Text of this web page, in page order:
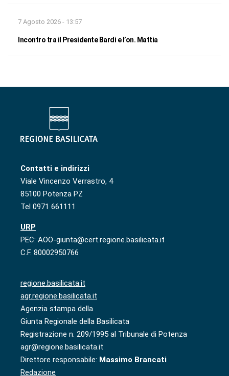
7 Agosto 2026 - 13:57
Incontro tra il Presidente Bardi e l’on. Mattia
Contatti e indirizzi
Viale Vincenzo Verrastro, 4
85100 Potenza PZ
Tel 0971 661111
URP
PEC: AOO-giunta@cert.regione.basilicata.it
C.F. 80002950766
regione.basilicata.it
agr.regione.basilicata.it
Agenzia stampa della
Giunta Regionale della Basilicata
Registrazione n. 209/1995 al Tribunale di Potenza
agr@regione.basilicata.it
Direttore responsabile: Massimo Brancati
Redazione